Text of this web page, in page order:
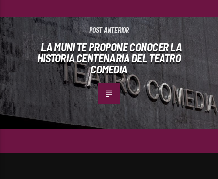
POST ANTERIOR
LA MUNI TE PROPONE CONOCER LA
HISTORIA CENTENARIA DEL TEATRO
COMEDIA